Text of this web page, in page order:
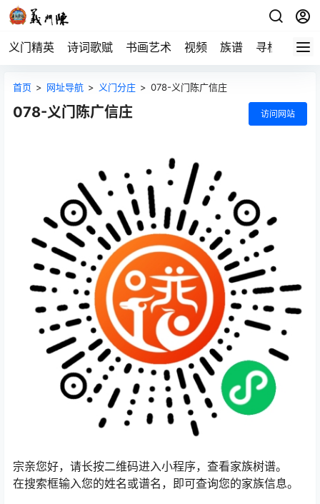
义门精英 诗词歌赋 书画艺术 视频 族谱 寻根
首页 > 网址导航 > 义门分庄 > 078-义门陈广信庄
078-义门陈广信庄 访问网站
宗亲您好，请长按二维码进入小程序，查看家族树谱。
在搜索框输入您的姓名或谱名，即可查询您的家族信息。